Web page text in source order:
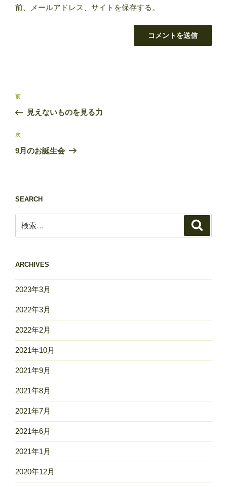
前、メールアドレス、サイトを保存する。
投
ナ
ビ
ゲ
ン
前
の
稿
前
見えないものを見る力
次
の
次
9月のお誕生会
SEARCH
索:
ARCHIVES
2023年3月
2022年3月
2022年2月
2021年10月
2021年9月
2021年8月
2021年7月
2021年6月
2021年1月
2020年12月